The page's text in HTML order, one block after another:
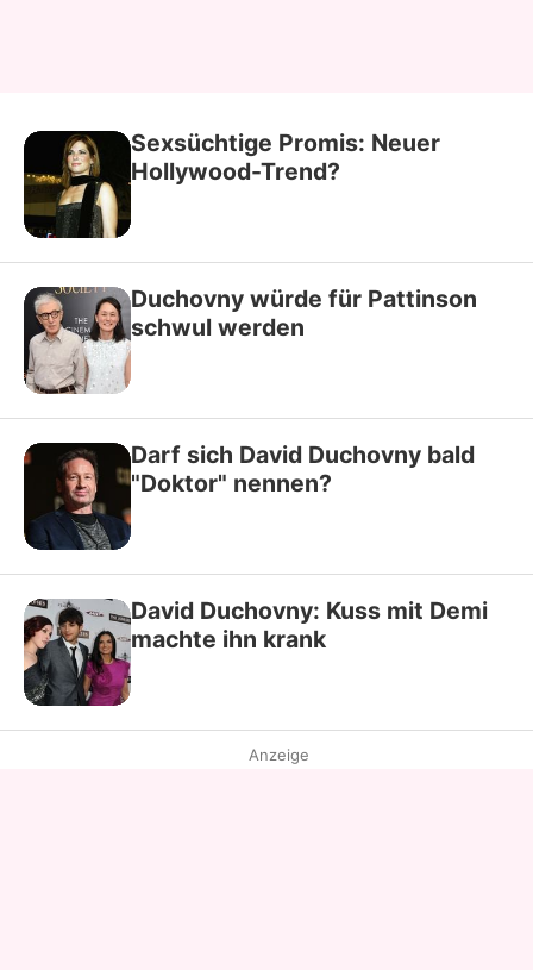
Sexsüchtige Promis: Neuer
Hollywood-Trend?
Duchovny würde für Pattinson
schwul werden
Darf sich David Duchovny bald
"Doktor" nennen?
David Duchovny: Kuss mit Demi
machte ihn krank
Anzeige